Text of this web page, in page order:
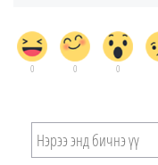
0 0 0